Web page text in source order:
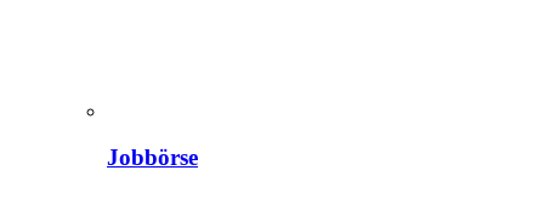
Jobbörse